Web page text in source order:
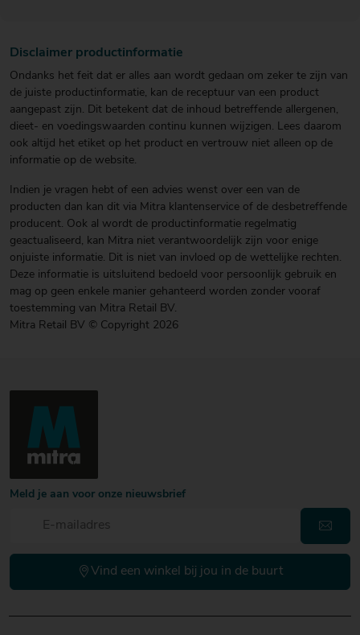
Disclaimer productinformatie
Ondanks het feit dat er alles aan wordt gedaan om zeker te zijn van
de juiste productinformatie, kan de receptuur van een product
aangepast zijn. Dit betekent dat de inhoud betreffende allergenen,
dieet- en voedingswaarden continu kunnen wijzigen. Lees daarom
ook altijd het etiket op het product en vertrouw niet alleen op de
informatie op de website.
Indien je vragen hebt of een advies wenst over een van de
producten dan kan dit via Mitra klantenservice of de desbetreffende
producent. Ook al wordt de productinformatie regelmatig
geactualiseerd, kan Mitra niet verantwoordelijk zijn voor enige
onjuiste informatie. Dit is niet van invloed op de wettelijke rechten.
Deze informatie is uitsluitend bedoeld voor persoonlijk gebruik en
mag op geen enkele manier gehanteerd worden zonder vooraf
toestemming van Mitra Retail BV.
Mitra Retail BV © Copyright 2026
Meld je aan voor onze nieuwsbrief
Vind een winkel bij jou in de buurt